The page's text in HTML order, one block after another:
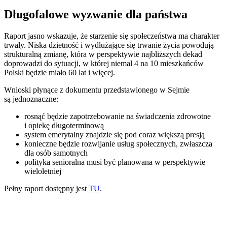
Długofalowe wyzwanie dla państwa
Raport jasno wskazuje, że starzenie się społeczeństwa ma charakter
trwały. Niska dzietność i wydłużające się trwanie życia powodują
strukturalną zmianę, która w perspektywie najbliższych dekad
doprowadzi do sytuacji, w której niemal 4 na 10 mieszkańców
Polski będzie miało 60 lat i więcej.
Wnioski płynące z dokumentu przedstawionego w Sejmie
są jednoznaczne:
rosnąć będzie zapotrzebowanie na świadczenia zdrowotne
i opiekę długoterminową
system emerytalny znajdzie się pod coraz większą presją
konieczne będzie rozwijanie usług społecznych, zwłaszcza
dla osób samotnych
polityka senioralna musi być planowana w perspektywie
wieloletniej
Pełny raport dostępny jest TU.